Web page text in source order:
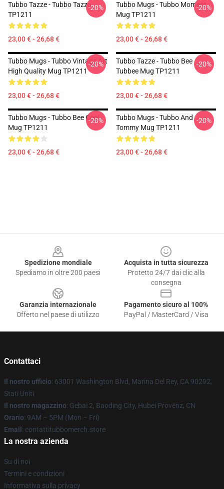
Tubbo Tazze - Tubbo Tazza
TP1211
23,00 € - 26,68 €
-20%
Tubbo Mugs - Tubbo Moment
Mug TP1211
23,00 € - 26,68 €
-20%
Tubbo Mugs - Tubbo Vintage Art
High Quality Mug TP1211
23,00 € - 26,68 €
-20%
Tubbo Tazze - Tubbo Bee
Tubbee Mug TP1211
23,00 € - 26,68 €
-20%
Tubbo Mugs - Tubbo Bee Cool
Mug TP1211
23,00 € - 26,68 €
-20%
Tubbo Mugs - Tubbo And
Tommy Mug TP1211
23,00 € - 26,68 €
-20%
Spedizione mondiale
Spediamo in oltre 200 paesi
Acquista in tutta sicurezza
Protetto 24/7 dai clic alla
consegna
Garanzia internazionale
Offerto nel paese di utilizzo
Pagamento sicuro al 100%
PayPal / MasterCard / Visa
Contattaci
Il nostro ufficio: 63001 Washington Blvd, Marina Del Rey, CA 90292,
Stati Uniti
Il nostro magazzino: Gebai 2, Baoding City, Hubei Provënz, CN
Orario: 9AM – 5PM (Mon – Fri)
Email : contattitubbomerch.store
La nostra azienda
Su di noi
Termini e condizioni
Informativa sulla privacy